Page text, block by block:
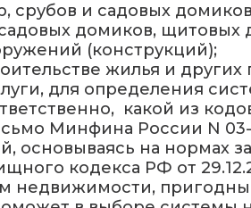
и садовых
домиков,
(конструкций);
жилья и других
для определения
какой из
Минфина России N 03-
на нормах
кодекса РФ от
недвижимости,